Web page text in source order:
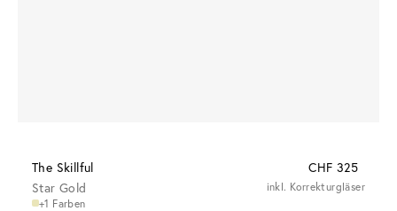
The Skillful
CHF 325
Star Gold
+1 Farben
inkl. Korrekturgläser